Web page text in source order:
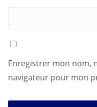
Enregistrer mon nom,
navigateur pour mon